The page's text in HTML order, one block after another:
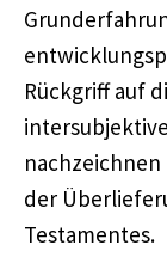
Rückgriff auf
nachzeichnen
der
Testamentes.